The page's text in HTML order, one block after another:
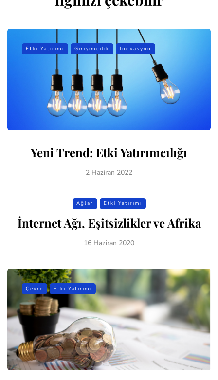
Etki Yatırımı Girişimcilik İnovasyon
Yeni Trend: Etki Yatırımcılığı
2 Haziran 2022
Ağlar Etki Yatırımı
İnternet Ağı, Eşitsizlikler ve Afrika
16 Haziran 2020
Çevre Etki Yatırımı